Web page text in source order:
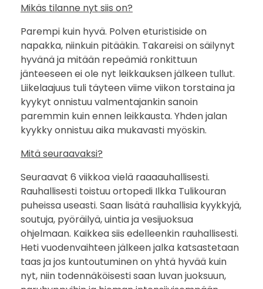
e
n
n
ä
ä
n
k
u
u
d
e
Mikäs tilanne nyt siis on?
Parempi kuin hyvä. Polven eturistiside on
napakka, niinkuin pitääkin. Takareisi on säilynyt
hyvänä ja mitään repeämiä ronkittuun
jänteeseen ei ole nyt leikkauksen jälkeen tullut.
Liikelaajuus tuli täyteen viime viikon torstaina ja
kyykyt onnistuu valmentajankin sanoin
paremmin kuin ennen leikkausta. Yhden jalan
kyykky onnistuu aika mukavasti myöskin.
Mitä seuraavaksi?
Seuraavat 6 viikkoa vielä raaaauhallisesti.
Rauhallisesti toistuu ortopedi Ilkka Tulikouran
puheissa useasti. Saan lisätä rauhallisia kyykkyjä,
soutuja, pyöräilyä, uintia ja vesijuoksua
ohjelmaan. Kaikkea siis edelleenkin rauhallisesti.
Heti vuodenvaihteen jälkeen jalka katsastetaan
taas ja jos kuntoutuminen on yhtä hyvää kuin
nyt, niin todennäköisesti saan luvan juoksuun,